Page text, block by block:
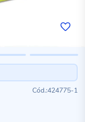
424775-1